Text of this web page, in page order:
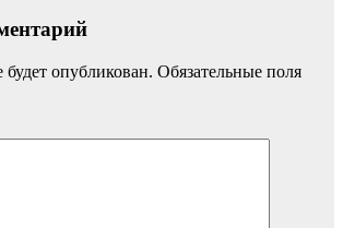
опубликован. Обязательные поля